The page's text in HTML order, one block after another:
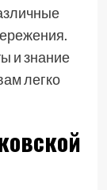
и знание
легко